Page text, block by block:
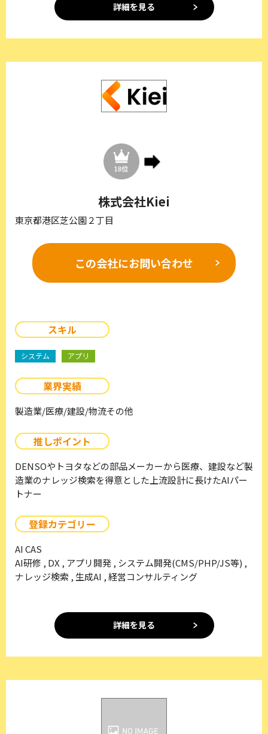
詳細を見る
株式会社Kiei
東京都港区芝公園２丁目
この会社にお問い合わせ
スキル
システム アプリ
業界実績
製造業/医療/建設/物流その他
推しポイント
DENSOやトヨタなどの部品メーカーから医療、建設など製
造業のナレッジ検索を得意とした上流設計に長けたAIパー
トナー
登録カテゴリー
AI CAS
AI研修 , DX , アプリ開発 , システム開発(CMS/PHP/JS等) ,
ナレッジ検索 , 生成AI , 経営コンサルティング
詳細を見る